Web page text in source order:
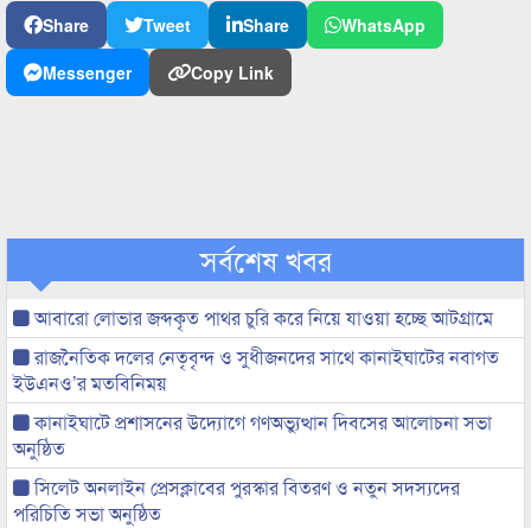
Share Tweet Share
WhatsApp
Messenger
Copy Link
সর্বশেষ খবর
আবারো লোভার জব্দকৃত পাথর চুরি করে নিয়ে যাওয়া হচ্ছে আটগ্রামে
রাজনৈতিক দলের নেতৃবৃন্দ ও সুধীজনদের সাথে কানাইঘাটের নবাগত
ইউএনও’র মতবিনিময়
কানাইঘাটে প্রশাসনের উদ্যোগে গণঅভ্যুত্থান দিবসের আলোচনা সভা
অনুষ্ঠিত
সিলেট অনলাইন প্রেসক্লাবের পুরস্কার বিতরণ ও নতুন সদস্যদের
পরিচিতি সভা অনুষ্ঠিত